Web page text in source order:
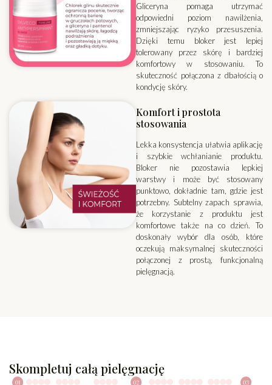
Gliceryna pomaga utrzymać
odpowiedni poziom nawilżenia,
zmniejszając ryzyko przesuszenia.
Dzięki temu bloker jest lepiej
tolerowany przez skórę i bardziej
komfortowy w stosowaniu. To
skuteczność połączona z dbałością o
kondycję skóry.
Komfort i prostota
stosowania
Lekka konsystencja ułatwia aplikację
i szybkie wchłanianie produktu.
Bloker nie pozostawia lepkiej
warstwy i może być stosowany
punktowo, dokładnie tam, gdzie jest
potrzebny. Subtelny zapach sprawia,
że korzystanie z produktu jest
komfortowe także na co dzień. To
doskonały wybór dla osób, które
oczekują maksymalnej skuteczności
połączonej z prostą, funkcjonalną
pielęgnacją.
Skompletuj całą pielęgnację